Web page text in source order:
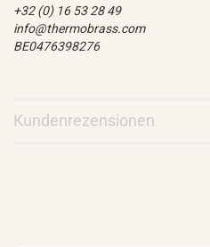
+32 (0) 16 53 28 49
info@thermobrass.com
BE0476398276
Kundenrezensionen